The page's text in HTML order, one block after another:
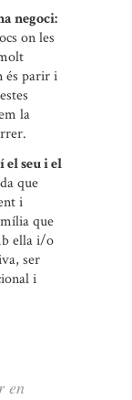
negoci:
on les
és parir i
la
el seu i el
que
i
que
ella i/o
ser
i
en